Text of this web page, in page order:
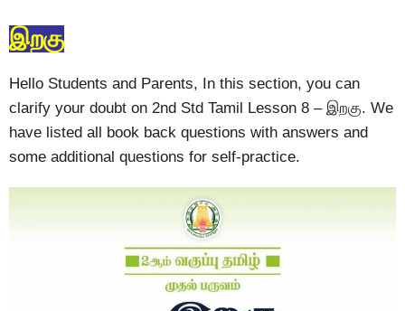
இறகு
Hello Students and Parents, In this section, you can
clarify your doubt on 2nd Std Tamil Lesson 8 – இறகு. We
have listed all book back questions with answers and
some additional questions for self-practice.